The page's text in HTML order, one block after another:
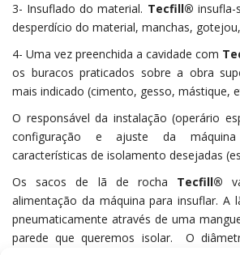
3- Insuflado do material. Tecfill® insufla-
desperdício do material, manchas,
4- Uma vez preenchida a cavidade com
os buracos praticados sobre a obra
mais indicado (cimento, gesso, mástique,
O responsável da instalação (operário
configuração e ajuste da
características de isolamento desejadas
Os sacos de lã de rocha Tecfill®
alimentação da máquina para insuflar. A
pneumaticamente através de uma
parede que queremos isolar. O